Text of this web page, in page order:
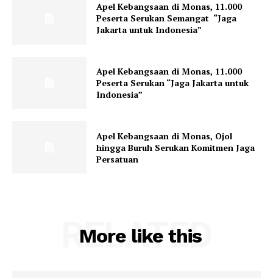
Apel Kebangsaan di Monas, 11.000
Peserta Serukan Semangat “Jaga
Jakarta untuk Indonesia”
Apel Kebangsaan di Monas, 11.000
Peserta Serukan “Jaga Jakarta untuk
Indonesia”
Apel Kebangsaan di Monas, Ojol
hingga Buruh Serukan Komitmen Jaga
Persatuan
More like this
RELATED